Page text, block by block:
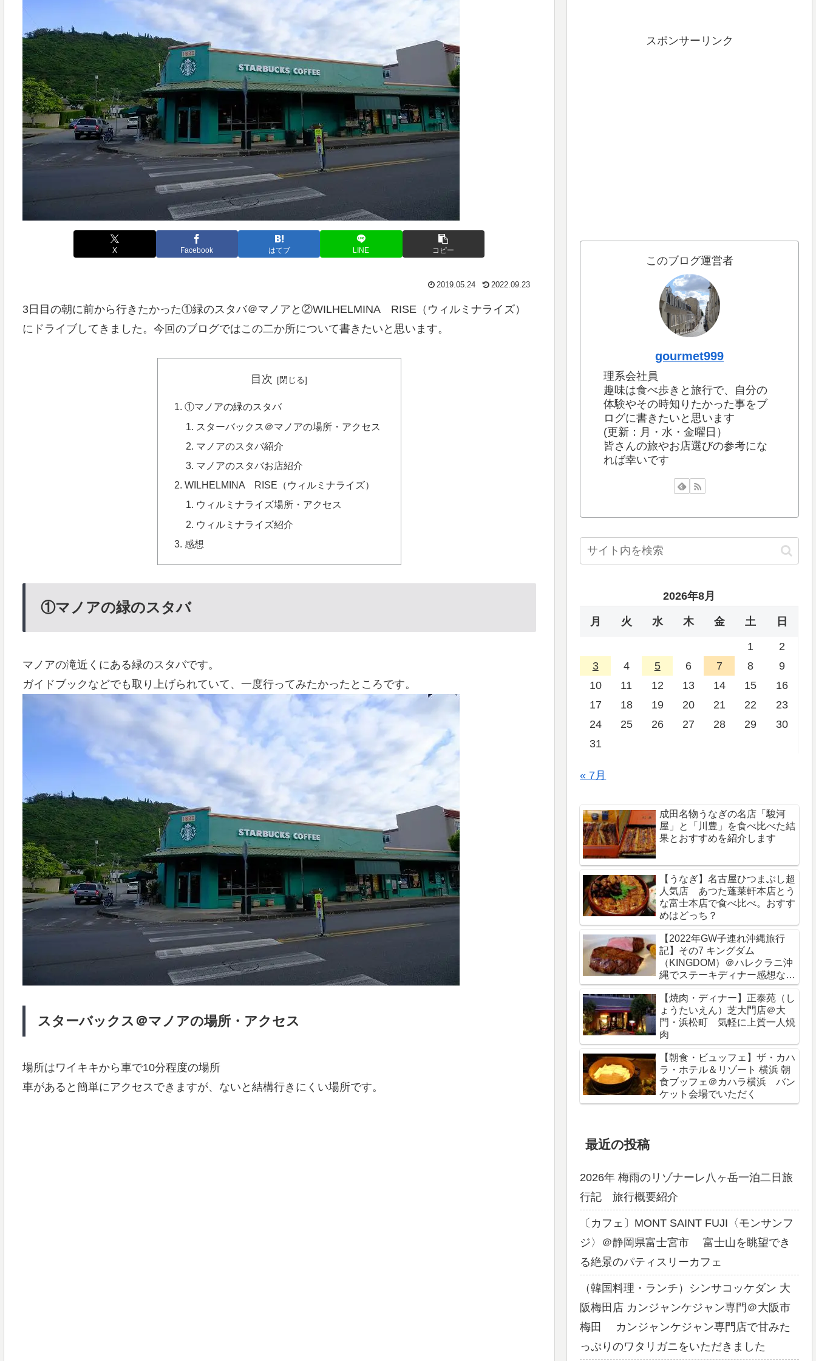
X Facebook はてブ LINE コピー
2019.05.24 2022.09.23
3日目の朝に前から行きたかった①緑のスタバ＠マノアと②WILHELMINA RISE（ウィルミナライズ）
にドライブしてきました。今回のブログではこの二か所について書きたいと思います。
目次
①マノアの緑のスタバ
スターバックス＠マノアの場所・アクセス
マノアのスタバ紹介
マノアのスタバお店紹介
WILHELMINA RISE（ウィルミナライズ）
ウィルミナライズ場所・アクセス
ウィルミナライズ紹介
感想
①マノアの緑のスタバ
マノアの滝近くにある緑のスタバです。
ガイドブックなどでも取り上げられていて、一度行ってみたかったところです。
スターバックス＠マノアの場所・アクセス
場所はワイキキから車で10分程度の場所
車があると簡単にアクセスできますが、ないと結構行きにくい場所です。
スポンサーリンク
このブログ運営者
gourmet999
理系会社員
趣味は食べ歩きと旅行で、自分の
体験やその時知りたかった事をブ
ログに書きたいと思います
(更新：月・水・金曜日）
皆さんの旅やお店選びの参考にな
れば幸いです
2026年8月
月 火 水 木 金 土 日
1
2
3
4 5 6 7 8
9
10
11 12 13 14 15
16
17
18 19 20 21 22
23
24
25 26 27 28 29
30
31
« 7月
成田名物うなぎの名店「駿河
屋」と「川豊」を食べ比べた結
果とおすすめを紹介します
【うなぎ】名古屋ひつまぶし超
人気店 あつた蓬莱軒本店とう
な富士本店で食べ比べ。おすす
めはどっち？
【2022年GW子連れ沖縄旅行
記】その7 キングダム
（KINGDOM）＠ハレクラニ沖
縄でステーキディナー感想など
をブログレビュー
【焼肉・ディナー】正泰苑（し
ょうたいえん）芝大門店＠大
門・浜松町 気軽に上質一人焼
肉
【朝食・ビュッフェ】ザ・カハ
ラ・ホテル＆リゾート 横浜 朝
食ブッフェ＠カハラ横浜 バン
ケット会場でいただく
最近の投稿
2026年 梅雨のリゾナーレ八ヶ岳一泊二日旅
行記 旅行概要紹介
〔カフェ〕MONT SAINT FUJI〈モンサンフ
ジ〉＠静岡県富士宮市 富士山を眺望でき
る絶景のパティスリーカフェ
（韓国料理・ランチ）シンサコッケダン 大
阪梅田店 カンジャンケジャン専門＠大阪市
梅田 カンジャンケジャン専門店で甘みた
っぷりのワタリガニをいただきました